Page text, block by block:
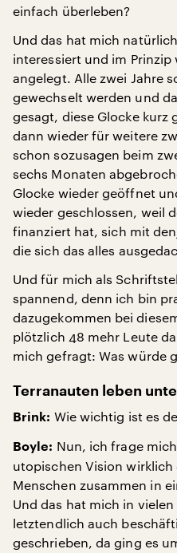
einfach überleben?
Und das hat mich
interessiert und im Prinzip
angelegt. Alle zwei Jahre
gewechselt werden und
gesagt, diese Glocke
dann wieder für weitere
schon sozusagen beim
sechs Monaten
Glocke wieder geöffnet
wieder geschlossen, weil
finanziert hat, sich mit
die sich das alles
Und für mich als
spannend, denn ich bin
dazugekommen bei
plötzlich 48 mehr Leute
mich gefragt: Was würde
Terranauten leben
Brink: Wie wichtig ist es
Boyle: Nun, ich frage
utopischen Vision
Menschen zusammen in
Und das hat mich in
letztendlich auch
geschrieben, da ging es